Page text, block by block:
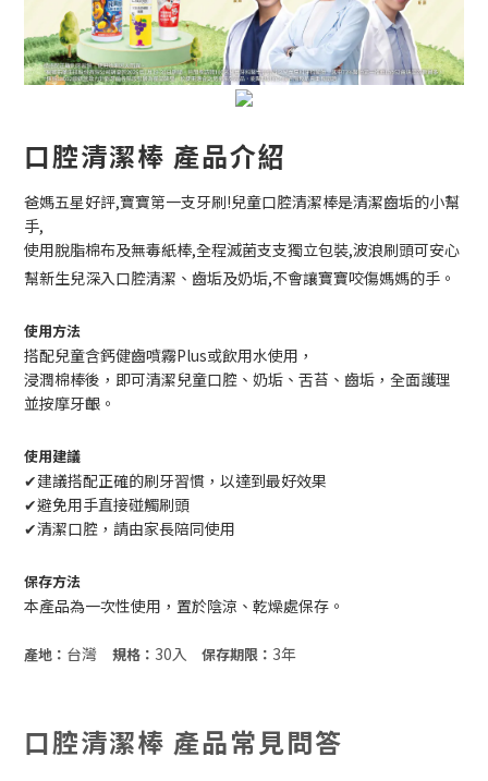
口腔清潔棒 產品介紹
爸媽五星好評,寶寶第一支牙刷!兒童口腔清潔棒是清潔齒垢的小幫
手,
使用脫脂棉布及無毒紙棒,全程滅菌支支獨立包裝,波浪刷頭可安心
幫新生兒深入口腔清潔、齒垢及奶垢,不會讓寶寶咬傷媽媽的手。
使用方法
搭配兒童含鈣健齒噴霧Plus或飲用水使用，
浸潤棉棒後，即可清潔兒童口腔、奶垢、舌苔、齒垢，全面護理
並按摩牙齦。
使用建議
✔建議搭配正確的刷牙習慣，以達到最好效果
✔避免用手直接碰觸刷頭
✔清潔口腔，請由家長陪同使用
保存方法
本產品為一次性使用，置於陰涼、乾燥處保存。
產地： 台灣 規格： 30入 保存期限： 3年
口腔清潔棒 產品常見問答